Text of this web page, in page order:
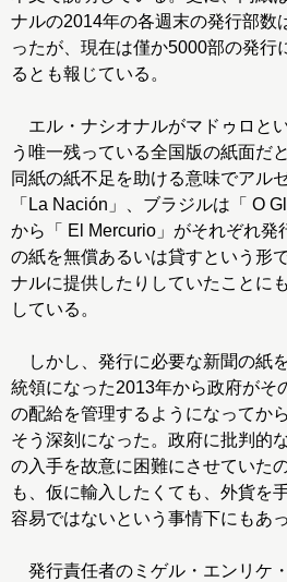
ナルの2014年の各週末の発行部数
ったが、現在は僅か5000部の発行
るとも報じている。
エル・ナシオナルがマドゥロと
う唯一残っている全国版の紙面だ
同紙の紙不足を助ける意味でアル
「La Nación」、ブラジルは「 O
から「 El Mercurio」がそれぞれ発
の紙を無償あるいは貸すという形
ナルに提供したりしていたことに
している。
しかし、発行に必要な新聞の紙
統領になった2013年から政府がそ
の配給を管理するようになってか
そう深刻になった。政府に批判的
の入手を故意に困難にさせていた
も、仮に輸入したくても、外貨を
容易ではないという事情下にもあっ
発行責任者のミゲル・エンリケ